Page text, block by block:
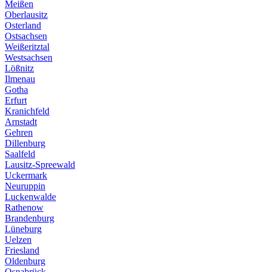
Meißen
Oberlausitz
Osterland
Ostsachsen
Weißeritztal
Westsachsen
Lößnitz
Ilmenau
Gotha
Erfurt
Kranichfeld
Arnstadt
Gehren
Dillenburg
Saalfeld
Lausitz-Spreewald
Uckermark
Neuruppin
Luckenwalde
Rathenow
Brandenburg
Lüneburg
Uelzen
Friesland
Oldenburg